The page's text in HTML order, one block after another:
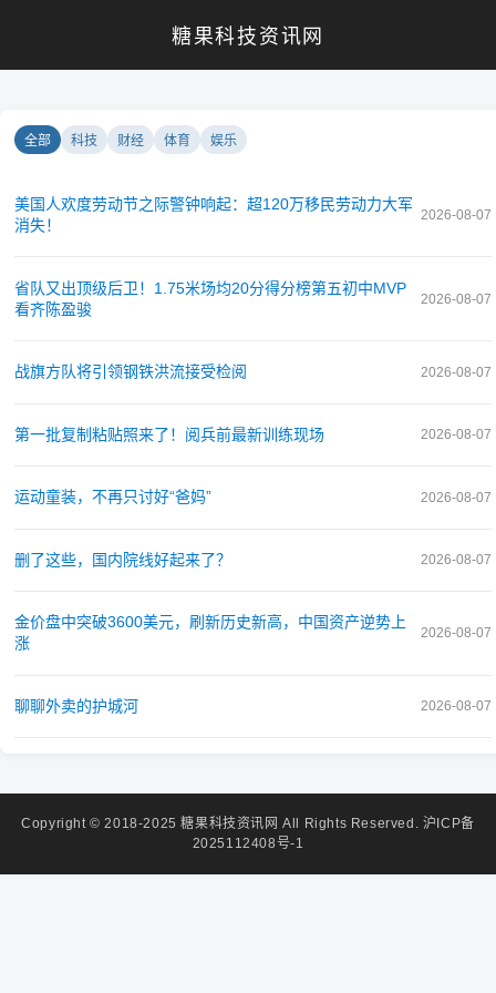
糖果科技资讯网
全部 科技 财经 体育 娱乐
美国人欢度劳动节之际警钟响起：超120万移民劳动力大军
消失！
2026-08-07
省队又出顶级后卫！1.75米场均20分得分榜第五初中MVP
看齐陈盈骏
2026-08-07
战旗方队将引领钢铁洪流接受检阅 2026-08-07
第一批复制粘贴照来了！阅兵前最新训练现场 2026-08-07
运动童装，不再只讨好“爸妈” 2026-08-07
删了这些，国内院线好起来了？ 2026-08-07
金价盘中突破3600美元，刷新历史新高，中国资产逆势上
涨
2026-08-07
聊聊外卖的护城河 2026-08-07
Copyright © 2018-2025 糖果科技资讯网 All Rights Reserved. 沪ICP备
2025112408号-1